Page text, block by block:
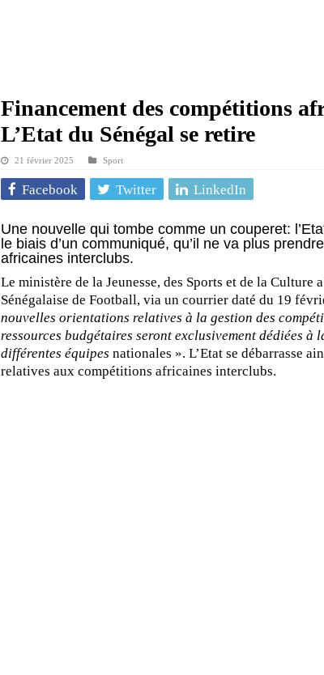
Financement des compétitions
L’Etat du Sénégal se retire
21 février 2025 Sport
Facebook Twitter LinkedIn
Une nouvelle qui tombe comme un couperet:
le biais d’un communiqué, qu’il ne va plus
africaines interclubs.
Le ministère de la Jeunesse, des Sports et de la Culture
Sénégalaise de Football, via un courrier daté du 19
nouvelles orientations relatives à la gestion des
ressources budgétaires seront exclusivement dédiées à
différentes équipes nationales ». L’Etat se débarrasse
relatives aux compétitions africaines interclubs.